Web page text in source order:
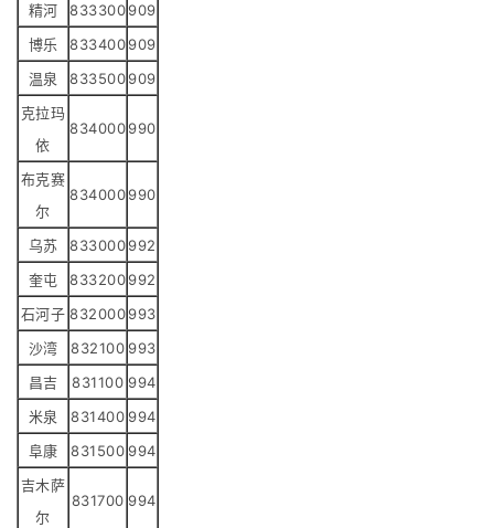
精河
833300909
博乐
833400909
温泉
833500909
克拉玛
依
834000990
布克赛
尔
834000990
乌苏 833000992
奎屯
833200992
石河子 832000993
沙湾
832100 993
昌吉
831100 994
米泉
831400 994
阜康
831500 994
吉木萨
尔
831700 994